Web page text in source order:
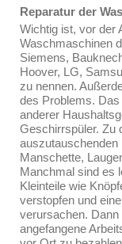
Reparatur der
Wichtig ist, vor der
Waschmaschinen
Siemens,
Hoover, LG,
zu nennen.
des Problems.
anderer
Geschirrspüler. Zu
auszutauschenden
Manschette,
Manchmal sind es
Kleinteile wie
verstopfen und
verursachen. Dann
angefangene